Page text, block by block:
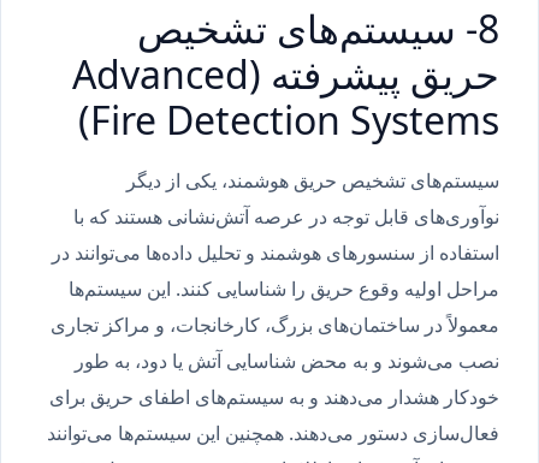
8- سیستم‌های تشخیص
حریق پیشرفته (Advanced
Fire Detection Systems)
سیستم‌های تشخیص حریق هوشمند، یکی از دیگر
نوآوری‌های قابل توجه در عرصه آتش‌نشانی هستند که با
استفاده از سنسورهای هوشمند و تحلیل داده‌ها می‌توانند در
مراحل اولیه وقوع حریق را شناسایی کنند. این سیستم‌ها
معمولاً در ساختمان‌های بزرگ، کارخانجات، و مراکز تجاری
نصب می‌شوند و به محض شناسایی آتش یا دود، به طور
خودکار هشدار می‌دهند و به سیستم‌های اطفای حریق برای
فعال‌سازی دستور می‌دهند. همچنین این سیستم‌ها می‌توانند